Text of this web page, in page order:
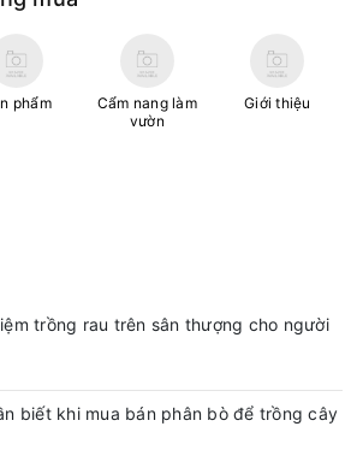
phẩm
Cẩm nang làm
vườn
Giới thiệu
trồng rau trên sân thượng cho người
biết khi mua bán phân bò để trồng cây